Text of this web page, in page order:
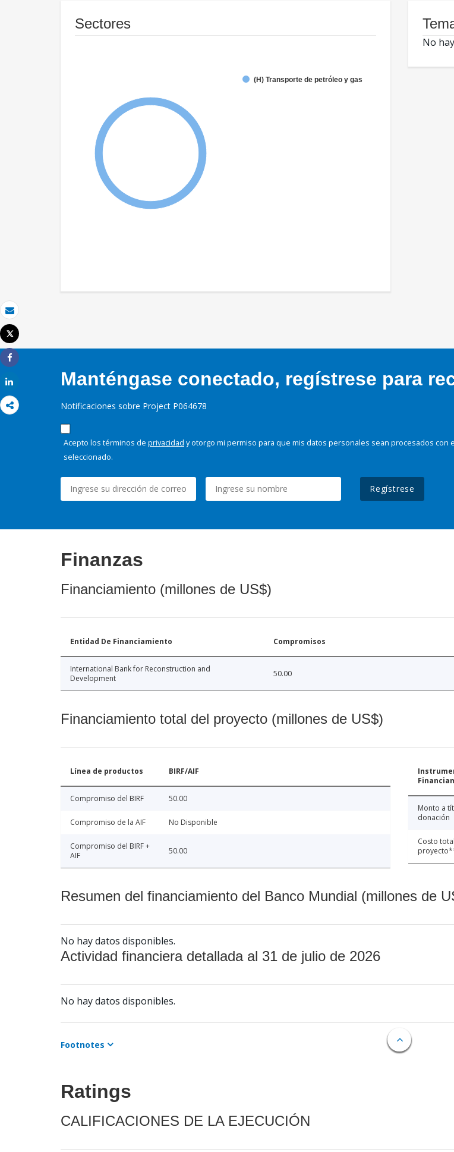
Correo electrónico
Imprimir
Tweet
Share
Sectores
(H) Transporte de petróleo y gas
No
Manténgase conectado, regístrese para
Notificaciones sobre Project P064678
Acepto los términos de privacidad y otorgo mi permiso para que mis datos personales sean procesados
seleccionado.
Regístrese
Finanzas
Financiamiento (millones de US$)
Entidad De Financiamiento Compromisos
International Bank for Reconstruction and
Development
50.00
Financiamiento total del proyecto (millones de US$)
Línea de productos BIRF/AIF
Compromiso del BIRF 50.00
Compromiso de la AIF No Disponible
Compromiso del BIRF +
AIF
50.00
Monto a
donación
Costo
Resumen del financiamiento del Banco Mundial (millones de
No hay datos disponibles.
Actividad financiera detallada al 31 de julio de 2026
No hay datos disponibles.
Footnotes
Ratings
CALIFICACIONES DE LA EJECUCIÓN